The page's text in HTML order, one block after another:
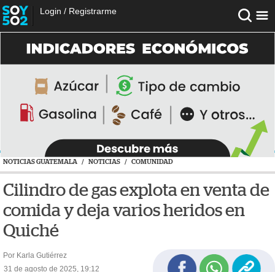
Login / Registrarme
NOTICIAS GUATEMALA / NOTICIAS / COMUNIDAD
Cilindro de gas explota en venta de
comida y deja varios heridos en
Quiché
Por Karla Gutiérrez
31 de agosto de 2025, 19:12